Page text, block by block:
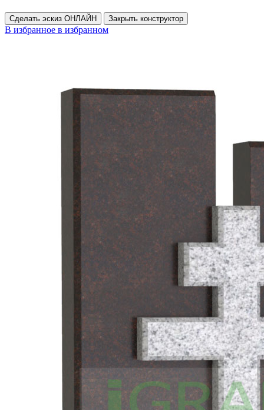
Сделать эскиз ОНЛАЙН Закрыть конструктор
В избранное в избранном